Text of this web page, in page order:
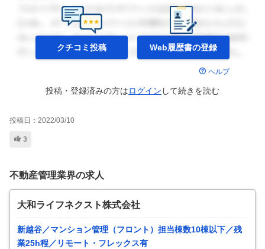
クチコミ投稿 Web履歴書の登録
ヘルプ
投稿・登録済みの方はログイン して続きを読む
投稿日： 2022/03/10
3
不動産管理業界の求人
大和ライフネクスト株式会社
新越谷／マンション管理（フロント）担当棟数10棟以下／残
業25h程／リモート・フレックス有